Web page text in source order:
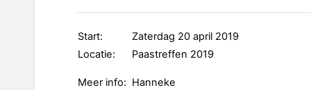
Start:
Zaterdag 20 april 2019
Locatie:
Paastreffen 2019
Meer info: Hanneke